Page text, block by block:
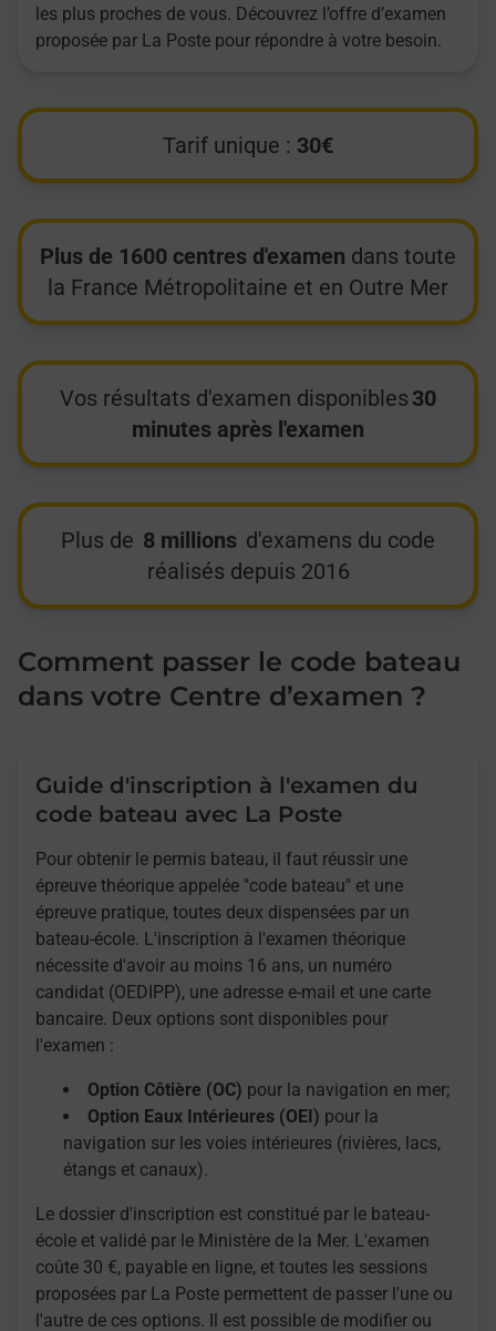
les plus proches de vous. Découvrez l’offre d’examen
proposée par La Poste pour répondre à votre besoin.
Tarif unique : 30€
Plus de 1600 centres d'examen dans toute
la France Métropolitaine et en Outre Mer
Vos résultats d'examen disponibles 30
minutes après l'examen
Plus de 8 millions d'examens du code
réalisés depuis 2016
Comment passer le code bateau
dans votre Centre d’examen ?
Guide d'inscription à l'examen du
code bateau avec La Poste
Pour obtenir le permis bateau, il faut réussir une
épreuve théorique appelée "code bateau" et une
épreuve pratique, toutes deux dispensées par un
bateau-école. L'inscription à l'examen théorique
nécessite d'avoir au moins 16 ans, un numéro
candidat (OEDIPP), une adresse e-mail et une carte
bancaire. Deux options sont disponibles pour
l'examen :
Option Côtière (OC) pour la navigation en mer;
Option Eaux Intérieures (OEI) pour la
navigation sur les voies intérieures (rivières, lacs,
étangs et canaux).
Le dossier d'inscription est constitué par le bateau-
école et validé par le Ministère de la Mer. L'examen
coûte 30 €, payable en ligne, et toutes les sessions
proposées par La Poste permettent de passer l'une ou
l'autre de ces options. Il est possible de modifier ou